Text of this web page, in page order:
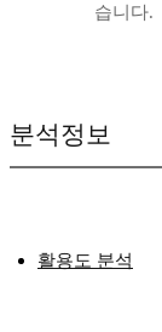
습니다.
분석정보
활용도 분석